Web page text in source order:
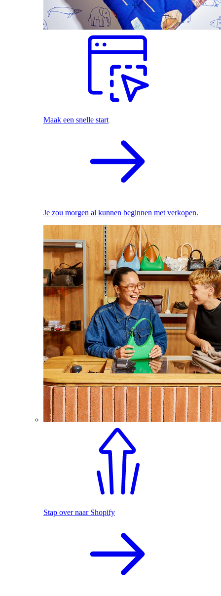
Maak een snelle start
Je zou morgen al kunnen beginnen met verkopen.
Stap over naar Shopify